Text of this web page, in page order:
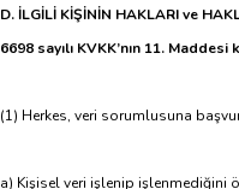
D. İLGİLİ KİŞİNİN HAKLARI ve
6698 sayılı KVKK’nın 11.
(1) Herkes, veri sorumlusuna
a) Kişisel veri işlenip işlenmediğini